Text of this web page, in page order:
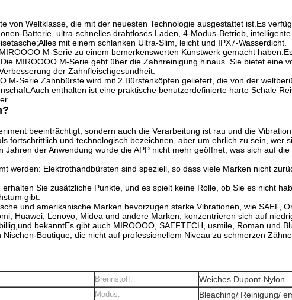
von Weltklasse, die mit der neuesten Technologie ausgestattet ist.Es
Batterie, ultra-schnelles drahtloses Laden, 4-Modus-Betrieb,
mit einem schlanken Ultra-Slim, leicht und IPX7-Wasserdicht.
M-Serie zu einem bemerkenswerten Kunstwerk gemacht
MIROOOO M-Serie geht über die Zahnreinigung hinaus. Sie bietet eine
der Zahnfleischgesundheit.
M-Serie Zahnbürste wird mit 2 Bürstenköpfen geliefert, die von der
enthalten ist eine praktische benutzerdefinierte harte Schale
beeinträchtigt, sondern auch die Verarbeitung ist rau und die
fortschrittlich und technologisch bezeichnen, aber um ehrlich zu sein, wer
der Anwendung wurde die APP nicht mehr geöffnet, was sich auf
werden: Elektrothandbürsten sind speziell, so dass viele Marken nicht
Sie zusätzliche Punkte, und es spielt keine Rolle, ob Sie es nicht
gibt.
und amerikanische Marken bevorzugen starke Vibrationen, wie SAEF,
Huawei, Lenovo, Midea und andere Marken, konzentrieren sich auf
bekanntEs gibt auch MIROOOO, SAEFTECH, usmile, Roman und
Boutique, die nicht auf professionellem Niveau zu schmerzen
Brennstoff: Weiches Dupont-Nylon
Modus: Bleaching/ Reinigung/